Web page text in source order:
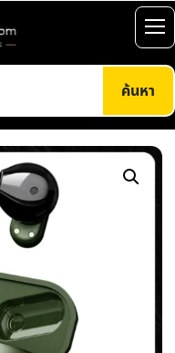
ค้นหา
เปิ
เม